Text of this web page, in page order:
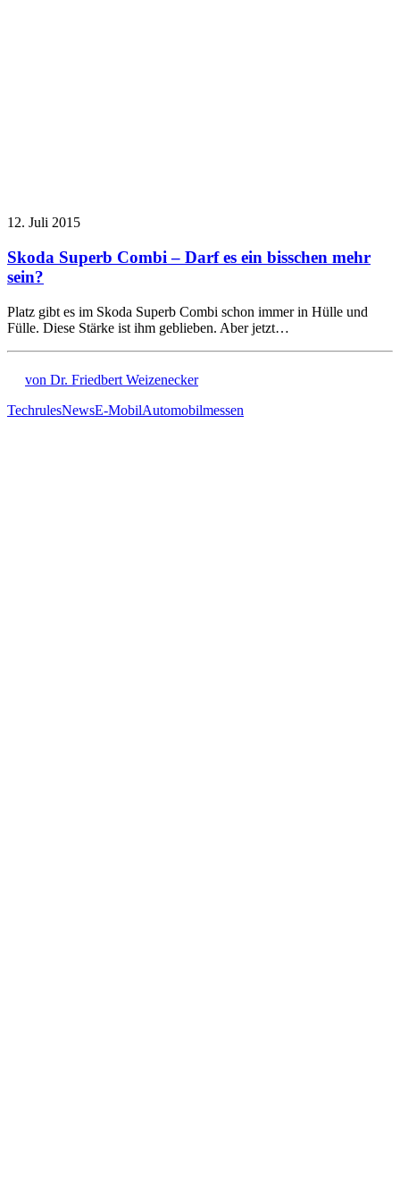
12. Juli 2015
Skoda Superb Combi – Darf es ein bisschen mehr
sein?
Platz gibt es im Skoda Superb Combi schon immer in Hülle und
Fülle. Diese Stärke ist ihm geblieben. Aber jetzt…
von Dr. Friedbert Weizenecker
TechrulesNewsE-MobilAutomobilmessen